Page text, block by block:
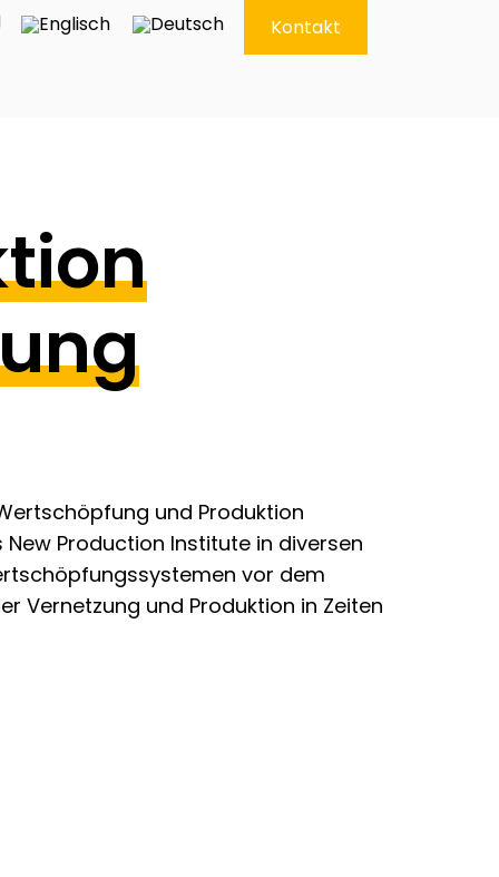
Kontakt
und Produktion
Production Institute in diversen
vor dem
Vernetzung und Produktion in Zeiten